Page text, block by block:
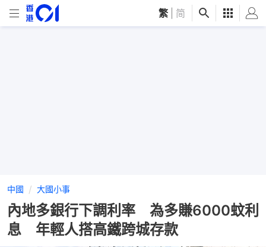
繁 简
中國 大國小事
內地多銀行下調利率 為多賺6000蚊利
息 年輕人搭高鐵跨城存款